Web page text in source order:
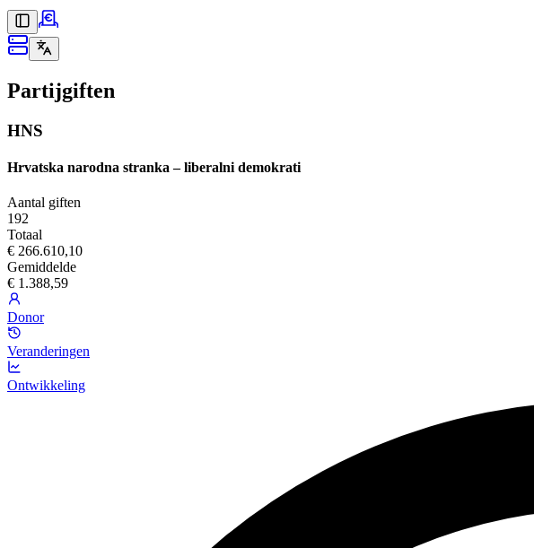
Partijgiften
HNS
Hrvatska narodna stranka – liberalni demokrati
Aantal giften
192
Totaal
€ 266.610,10
Gemiddelde
€ 1.388,59
Donor
Veranderingen
Ontwikkeling